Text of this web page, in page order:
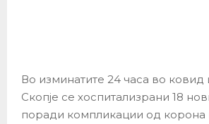
Во изминатите 24 часа во ковид
Скопје се хоспитализрани 18
поради компликации од корона